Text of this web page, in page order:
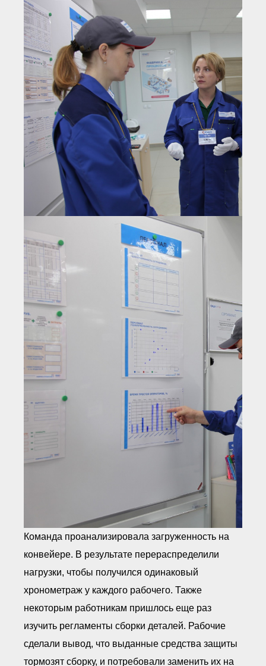
Команда проанализировала загруженность на
конвейере. В результате перераспределили
нагрузки, чтобы получился одинаковый
хронометраж у каждого рабочего. Также
некоторым работникам пришлось еще раз
изучить регламенты сборки деталей. Рабочие
сделали вывод, что выданные средства защиты
тормозят сборку, и потребовали заменить их на